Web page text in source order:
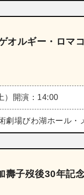
ルギー・ロマ
開演：14:00
劇場びわ湖ホール・
子歿後30年記